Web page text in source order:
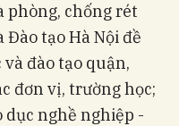
phòng, chống rét
Đào tạo Hà Nội đề
đào tạo quận,
đơn vị, trường học;
dục nghề nghiệp -